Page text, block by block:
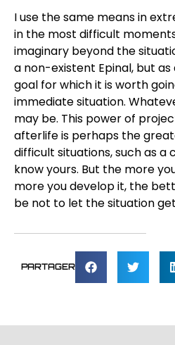
I use the same means in
in the most difficult
imaginary beyond the
a non-existent Epinal, but
goal for which it is worth
immediate situation.
may be. This power of
afterlife is perhaps the
difficult situations, such as a
know yours. But the more
more you develop it, the
be not to let the situation
PARTAGER